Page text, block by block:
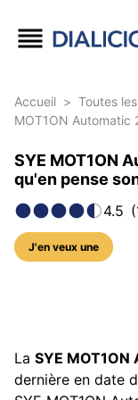
Accueil > Toutes
MOT1ON Automatic
SYE MOT1ON
qu'en pense
4.5 (
J'en veux une
La SYE
dernière en date